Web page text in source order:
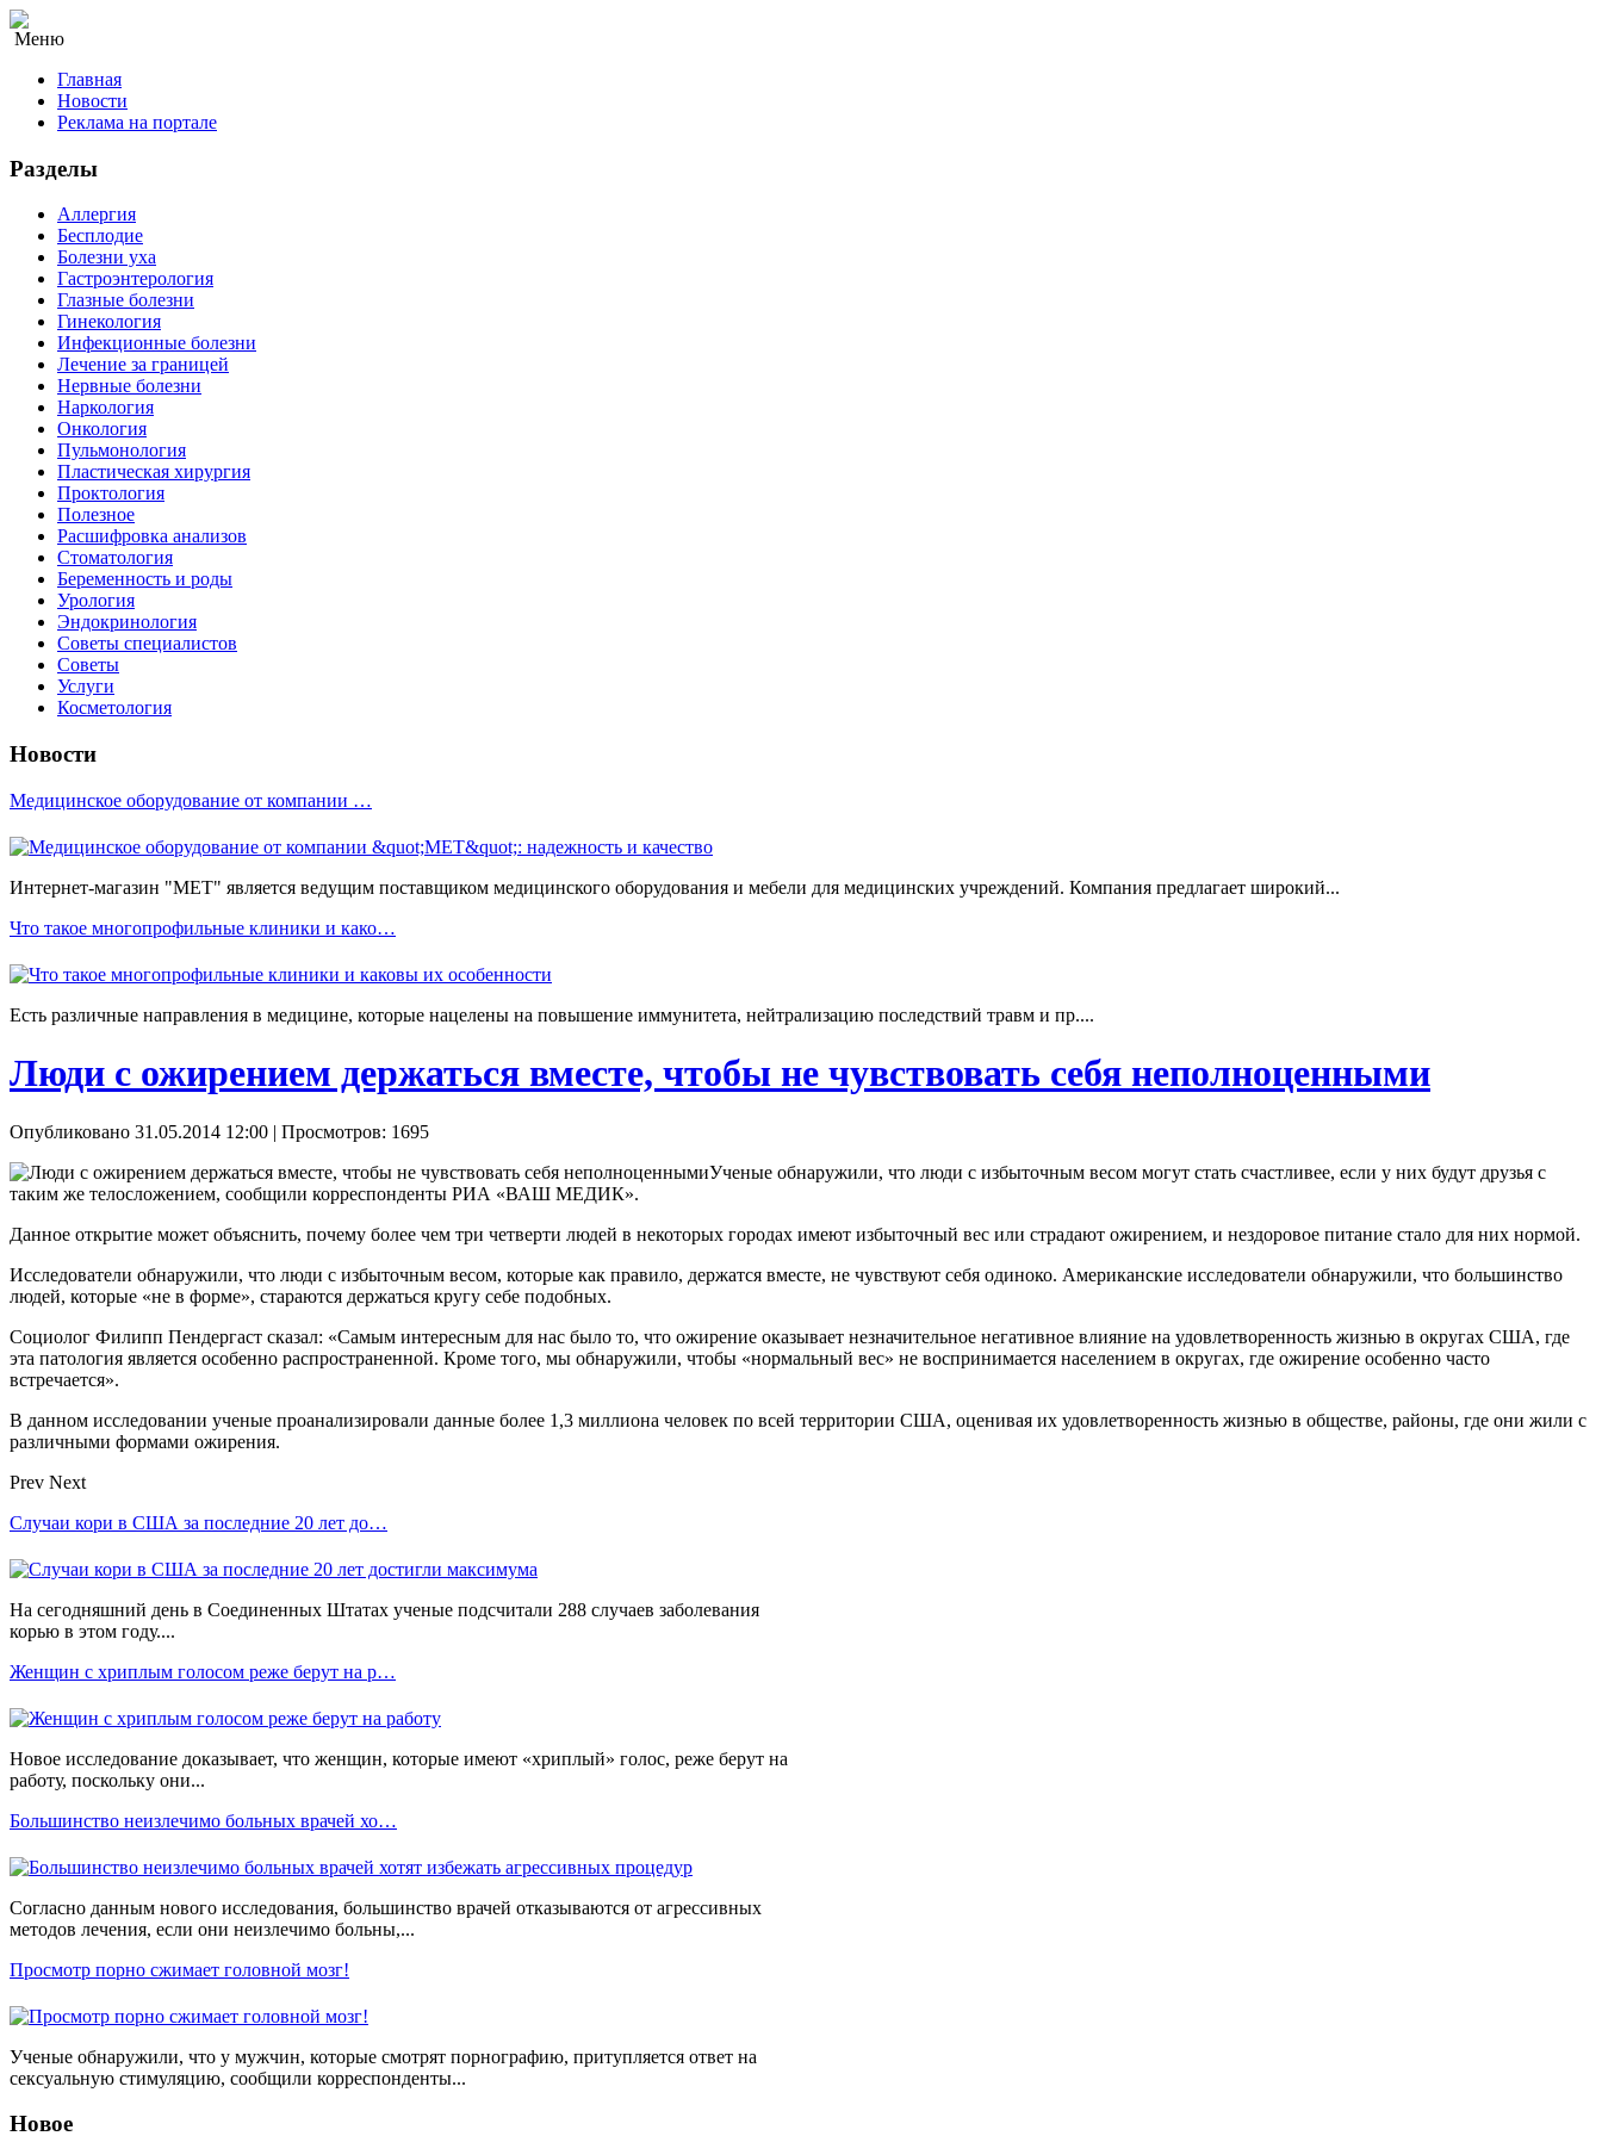
Меню
Главная
Новости
Реклама на портале
Разделы
Аллергия
Бесплодие
Болезни уха
Гастроэнтерология
Глазные болезни
Гинекология
Инфекционные болезни
Лечение за границей
Нервные болезни
Наркология
Онкология
Пульмонология
Пластическая хирургия
Проктология
Полезное
Расшифровка анализов
Стоматология
Беременность и роды
Урология
Эндокринология
Советы специалистов
Советы
Услуги
Косметология
Новости
Медицинское оборудование от компании …
Интернет-магазин "МЕТ" является ведущим поставщиком медицинского оборудования и мебели для медицинских учреждений. Компания предлагает широкий...
Что такое многопрофильные клиники и како…
Есть различные направления в медицине, которые нацелены на повышение иммунитета, нейтрализацию последствий травм и пр....
Люди с ожирением держаться вместе, чтобы не чувствовать себя неполноценными
Опубликовано 31.05.2014 12:00 | Просмотров: 1695
Ученые обнаружили, что люди с избыточным весом могут стать счастливее, если у них будут друзья с
таким же телосложением, сообщили корреспонденты РИА «ВАШ МЕДИК».
Данное открытие может объяснить, почему более чем три четверти людей в некоторых городах имеют избыточный вес или страдают ожирением, и нездоровое питание стало для них нормой.
Исследователи обнаружили, что люди с избыточным весом, которые как правило, держатся вместе, не чувствуют себя одиноко. Американские исследователи обнаружили, что большинство
людей, которые «не в форме», стараются держаться кругу себе подобных.
Социолог Филипп Пендергаст сказал: «Самым интересным для нас было то, что ожирение оказывает незначительное негативное влияние на удовлетворенность жизнью в округах США, где
эта патология является особенно распространенной. Кроме того, мы обнаружили, чтобы «нормальный вес» не воспринимается населением в округах, где ожирение особенно часто
встречается».
В данном исследовании ученые проанализировали данные более 1,3 миллиона человек по всей территории США, оценивая их удовлетворенность жизнью в обществе, районы, где они жили с
различными формами ожирения.
Prev Next
Случаи кори в США за последние 20 лет до…
На сегодняшний день в Соединенных Штатах ученые подсчитали 288 случаев заболевания
корью в этом году....
Женщин с хриплым голосом реже берут на р…
Новое исследование доказывает, что женщин, которые имеют «хриплый» голос, реже берут на
работу, поскольку они...
Большинство неизлечимо больных врачей хо…
Согласно данным нового исследования, большинство врачей отказываются от агрессивных
методов лечения, если они неизлечимо больны,...
Просмотр порно сжимает головной мозг!
Ученые обнаружили, что у мужчин, которые смотрят порнографию, притупляется ответ на
сексуальную стимуляцию, сообщили корреспонденты...
Новое